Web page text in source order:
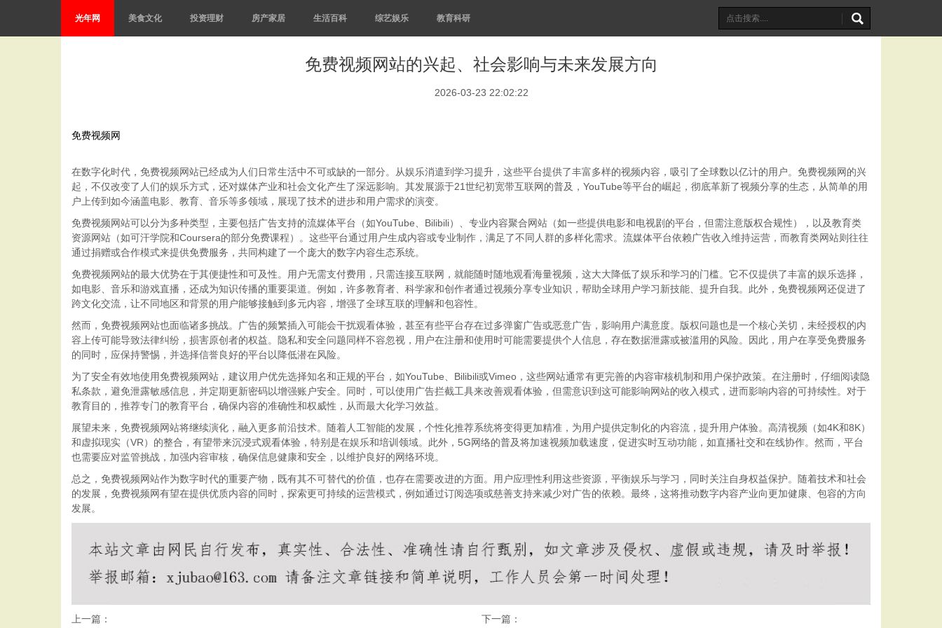
光年网 美食文化 投资理财 房产家居 生活百科 综艺娱乐 教育科研
免费视频网站的兴起、社会影响与未来发展方向
2026-03-23 22:02:22
免费视频网
在数字化时代，免费视频网站已经成为人们日常生活中不可或缺的一部分。从娱乐消遣到学习提升，这些平台提供了丰富多样的视频内容，吸引了全球数以亿计的用户。免费视频网的兴
起，不仅改变了人们的娱乐方式，还对媒体产业和社会文化产生了深远影响。其发展源于21世纪初宽带互联网的普及，YouTube等平台的崛起，彻底革新了视频分享的生态，从简单的用
户上传到如今涵盖电影、教育、音乐等多领域，展现了技术的进步和用户需求的演变。
免费视频网站可以分为多种类型，主要包括广告支持的流媒体平台（如YouTube、Bilibili）、专业内容聚合网站（如一些提供电影和电视剧的平台，但需注意版权合规性），以及教育类
资源网站（如可汗学院和Coursera的部分免费课程）。这些平台通过用户生成内容或专业制作，满足了不同人群的多样化需求。流媒体平台依赖广告收入维持运营，而教育类网站则往往
通过捐赠或合作模式来提供免费服务，共同构建了一个庞大的数字内容生态系统。
免费视频网站的最大优势在于其便捷性和可及性。用户无需支付费用，只需连接互联网，就能随时随地观看海量视频，这大大降低了娱乐和学习的门槛。它不仅提供了丰富的娱乐选择，
如电影、音乐和游戏直播，还成为知识传播的重要渠道。例如，许多教育者、科学家和创作者通过视频分享专业知识，帮助全球用户学习新技能、提升自我。此外，免费视频网还促进了
跨文化交流，让不同地区和背景的用户能够接触到多元内容，增强了全球互联的理解和包容性。
然而，免费视频网站也面临诸多挑战。广告的频繁插入可能会干扰观看体验，甚至有些平台存在过多弹窗广告或恶意广告，影响用户满意度。版权问题也是一个核心关切，未经授权的内
容上传可能导致法律纠纷，损害原创者的权益。隐私和安全问题同样不容忽视，用户在注册和使用时可能需要提供个人信息，存在数据泄露或被滥用的风险。因此，用户在享受免费服务
的同时，应保持警惕，并选择信誉良好的平台以降低潜在风险。
为了安全有效地使用免费视频网站，建议用户优先选择知名和正规的平台，如YouTube、Bilibili或Vimeo，这些网站通常有更完善的内容审核机制和用户保护政策。在注册时，仔细阅读隐
私条款，避免泄露敏感信息，并定期更新密码以增强账户安全。同时，可以使用广告拦截工具来改善观看体验，但需意识到这可能影响网站的收入模式，进而影响内容的可持续性。对于
教育目的，推荐专门的教育平台，确保内容的准确性和权威性，从而最大化学习效益。
展望未来，免费视频网站将继续演化，融入更多前沿技术。随着人工智能的发展，个性化推荐系统将变得更加精准，为用户提供定制化的内容流，提升用户体验。高清视频（如4K和8K）
和虚拟现实（VR）的整合，有望带来沉浸式观看体验，特别是在娱乐和培训领域。此外，5G网络的普及将加速视频加载速度，促进实时互动功能，如直播社交和在线协作。然而，平台
也需要应对监管挑战，加强内容审核，确保信息健康和安全，以维护良好的网络环境。
总之，免费视频网站作为数字时代的重要产物，既有其不可替代的价值，也存在需要改进的方面。用户应理性利用这些资源，平衡娱乐与学习，同时关注自身权益保护。随着技术和社会
的发展，免费视频网有望在提供优质内容的同时，探索更可持续的运营模式，例如通过订阅选项或慈善支持来减少对广告的依赖。最终，这将推动数字内容产业向更加健康、包容的方向
发展。
上一篇： 下一篇：